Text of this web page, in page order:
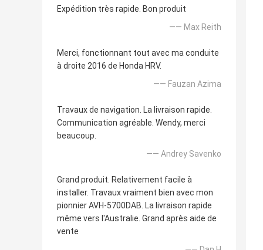
Expédition très rapide. Bon produit
—— Max Reith
Merci, fonctionnant tout avec ma conduite
à droite 2016 de Honda HRV.
—— Fauzan Azima
Travaux de navigation. La livraison rapide.
Communication agréable. Wendy, merci
beaucoup.
—— Andrey Savenko
Grand produit. Relativement facile à
installer. Travaux vraiment bien avec mon
pionnier AVH-5700DAB. La livraison rapide
même vers l'Australie. Grand après aide de
vente